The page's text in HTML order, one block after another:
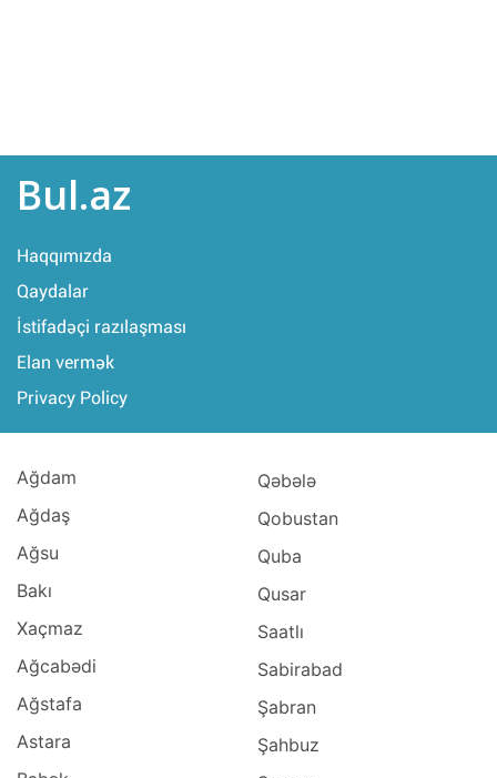
Bul.az
Haqqımızda
Qaydalar
İstifadəçi razılaşması
Elan vermək
Privacy Policy
Ağdam
Ağdaş
Ağsu
Bakı
Xaçmaz
Ağcabədi
Ağstafa
Astara
Qəbələ
Qobustan
Quba
Qusar
Saatlı
Sabirabad
Şabran
Şahbuz